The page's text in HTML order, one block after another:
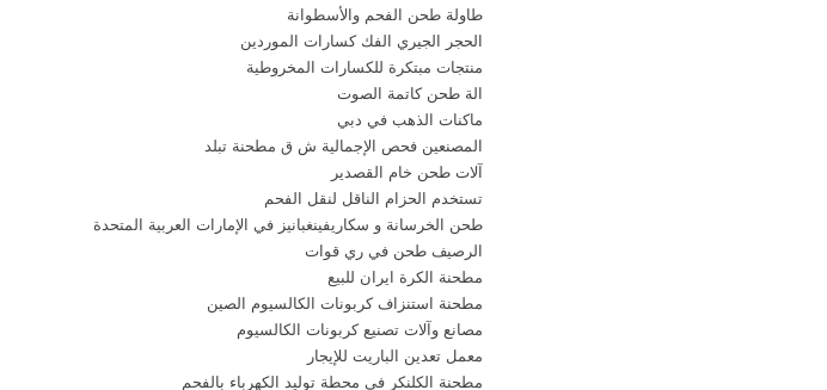
طاولة طحن الفحم والأسطوانة
الحجر الجيري الفك كسارات الموردين
منتجات مبتكرة للكسارات المخروطية
الة طحن كاتمة الصوت
ماكنات الذهب في دبي
المصنعين فحص الإجمالية ش ق مطحنة تبلد
آلات طحن خام القصدير
تستخدم الحزام الناقل لنقل الفحم
طحن الخرسانة و سكاريفينغبانيز في الإمارات العربية المتحدة
الرصيف طحن في ري قوات
مطحنة الكرة ايران للبيع
مطحنة استنزاف كربونات الكالسيوم الصين
مصانع وآلات تصنيع كربونات الكالسيوم
معمل تعدين الباريت للإيجار
مطحنة الكلنكر في محطة توليد الكهرباء بالفحم